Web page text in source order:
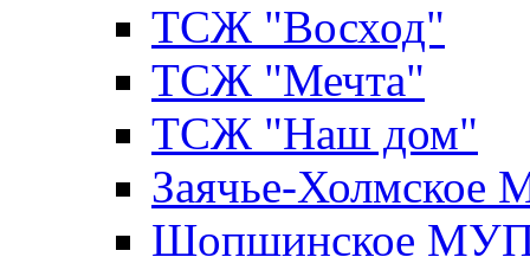
ТСЖ "Восход"
ТСЖ "Мечта"
ТСЖ "Наш дом"
Заячье-
Шопшинское